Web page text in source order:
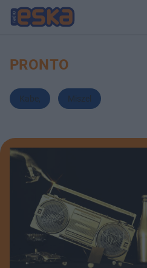
PRONTO
Kabe Miszel